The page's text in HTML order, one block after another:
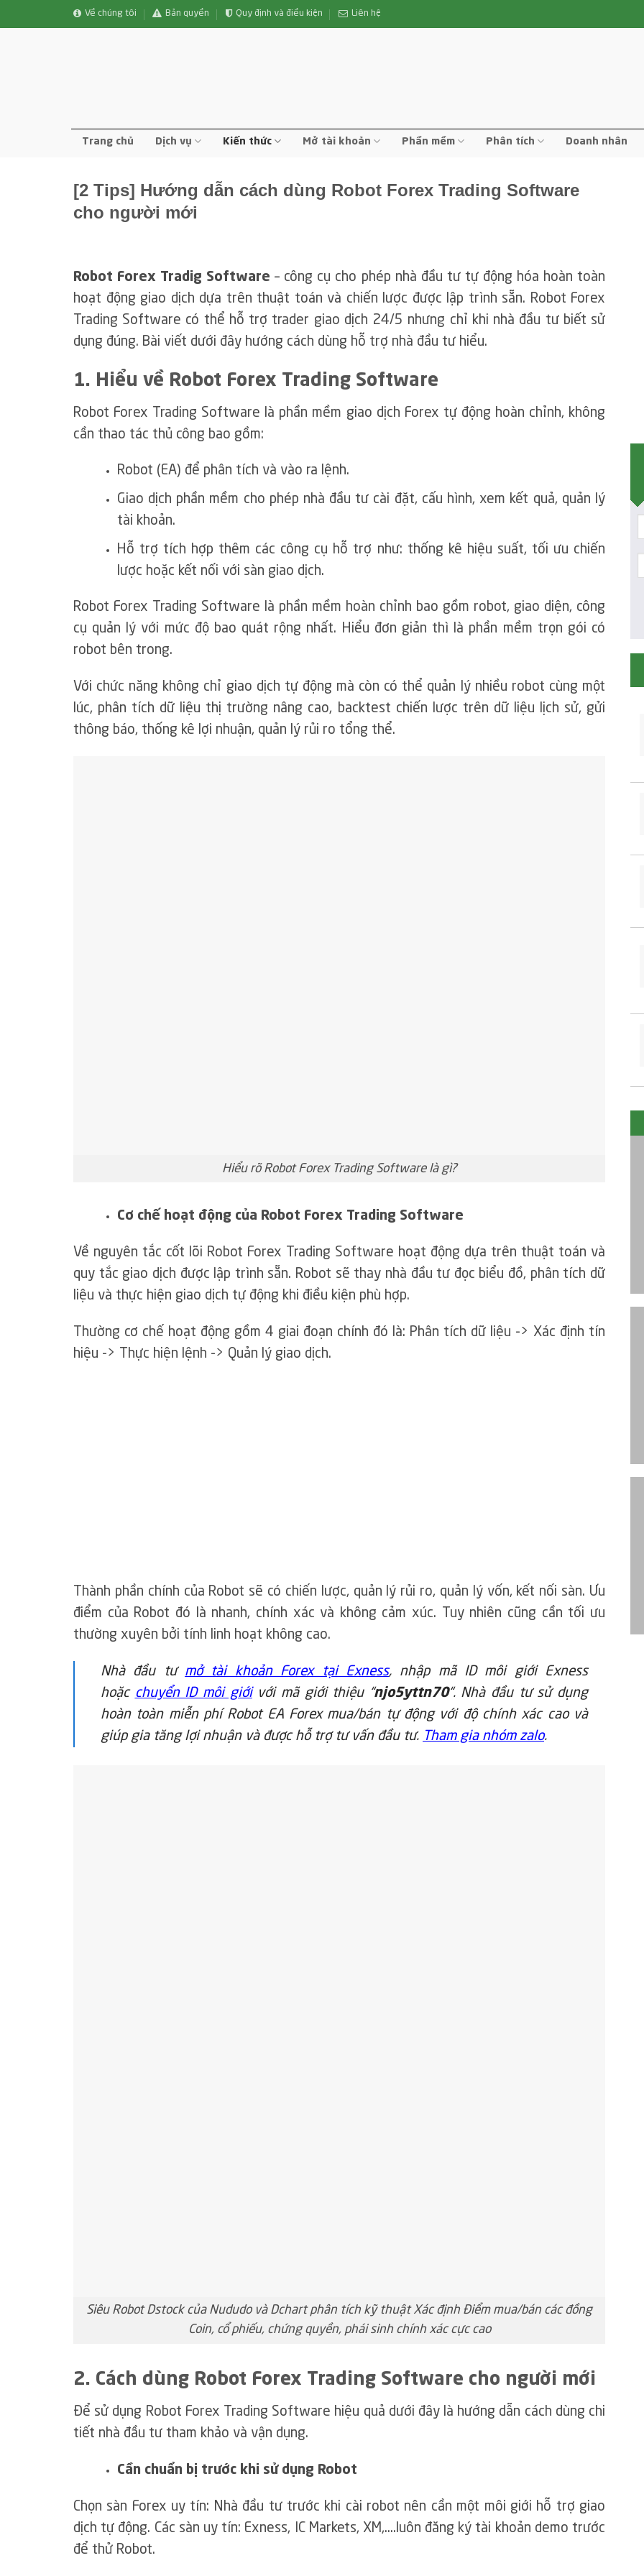
qua
Về chúng tôi Bản quyền Quy định và điều kiện Liên hệ
Trang chủ Dịch vụ Kiến thức Mở tài khoản Phần mềm Phân tích Doanh nhân
[2 Tips] Hướng dẫn cách dùng Robot Forex Trading Software
cho người mới
Robot Forex Tradig Software – công cụ cho phép nhà đầu tư tự động hóa hoàn toàn
hoạt động giao dịch dựa trên thuật toán và chiến lược được lập trình sẵn. Robot Forex
Trading Software có thể hỗ trợ trader giao dịch 24/5 nhưng chỉ khi nhà đầu tư biết sử
dụng đúng. Bài viết dưới đây hướng cách dùng hỗ trợ nhà đầu tư hiểu.
1. Hiểu về Robot Forex Trading Software
Robot Forex Trading Software là phần mềm giao dịch Forex tự động hoàn chỉnh, không
cần thao tác thủ công bao gồm:
Robot (EA) để phân tích và vào ra lệnh.
Giao dịch phần mềm cho phép nhà đầu tư cài đặt, cấu hình, xem kết quả, quản lý
tài khoản.
Hỗ trợ tích hợp thêm các công cụ hỗ trợ như: thống kê hiệu suất, tối ưu chiến
lược hoặc kết nối với sàn giao dịch.
Robot Forex Trading Software là phần mềm hoàn chỉnh bao gồm robot, giao diện, công
cụ quản lý với mức độ bao quát rộng nhất. Hiểu đơn giản thì là phần mềm trọn gói có
robot bên trong.
Với chức năng không chỉ giao dịch tự động mà còn có thể quản lý nhiều robot cùng một
lúc, phân tích dữ liệu thị trường nâng cao, backtest chiến lược trên dữ liệu lịch sử, gửi
thông báo, thống kê lợi nhuận, quản lý rủi ro tổng thể.
Hiểu rõ Robot Forex Trading Software là gì?
Cơ chế hoạt động của Robot Forex Trading Software
Về nguyên tắc cốt lõi Robot Forex Trading Software hoạt động dựa trên thuật toán và
quy tắc giao dịch được lập trình sẵn. Robot sẽ thay nhà đầu tư đọc biểu đồ, phân tích dữ
liệu và thực hiện giao dịch tự động khi điều kiện phù hợp.
Thường cơ chế hoạt động gồm 4 giai đoạn chính đó là: Phân tích dữ liệu -> Xác định tín
hiệu -> Thực hiện lệnh -> Quản lý giao dịch.
Thành phần chính của Robot sẽ có chiến lược, quản lý rủi ro, quản lý vốn, kết nối sàn. Ưu
điểm của Robot đó là nhanh, chính xác và không cảm xúc. Tuy nhiên cũng cần tối ưu
thường xuyên bởi tính linh hoạt không cao.
Nhà đầu tư mở tài khoản Forex tại Exness, nhập mã ID môi giới Exness
hoặc chuyển ID môi giớivới mã giới thiệu “njo5yttn70“. Nhà đầu tư sử dụng
hoàn toàn miễn phí Robot EA Forex mua/bán tự động với độ chính xác cao và
giúp gia tăng lợi nhuận và được hỗ trợ tư vấn đầu tư. Tham gia nhóm zalo.
Siêu Robot Dstock của Nududo và Dchart phân tích kỹ thuật Xác định Điểm mua/bán các đồng
Coin, cổ phiếu, chứng quyền, phái sinh chính xác cực cao
2. Cách dùng Robot Forex Trading Software cho người mới
Để sử dụng Robot Forex Trading Software hiệu quả dưới đây là hướng dẫn cách dùng chi
tiết nhà đầu tư tham khảo và vận dụng.
Cần chuẩn bị trước khi sử dụng Robot
Chọn sàn Forex uy tín: Nhà đầu tư trước khi cài robot nên cần một môi giới hỗ trợ giao
dịch tự động. Các sàn uy tín: Exness, IC Markets, XM,….luôn đăng ký tài khoản demo trước
để thử Robot.